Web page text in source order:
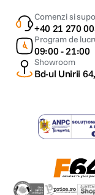
Comenzi si
+40 21 270
Program de
09:00 - 21:00
Showroom
Bd-ul Unirii